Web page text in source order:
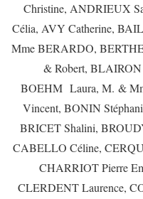
Christine, ANDRIEUX
Célia, AVY Catherine,
Mme BERARDO,
& Robert,
BOEHM Laura, M. &
Vincent, BONIN
BRICET Shalini,
CABELLO Céline,
CHARRIOT Pierre
CLERDENT Laurence,